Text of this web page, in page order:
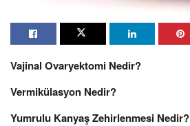
Vajinal Ovaryektomi Nedir?
Vermikülasyon Nedir?
Yumrulu Kanyaş Zehirlenmesi Nedir?